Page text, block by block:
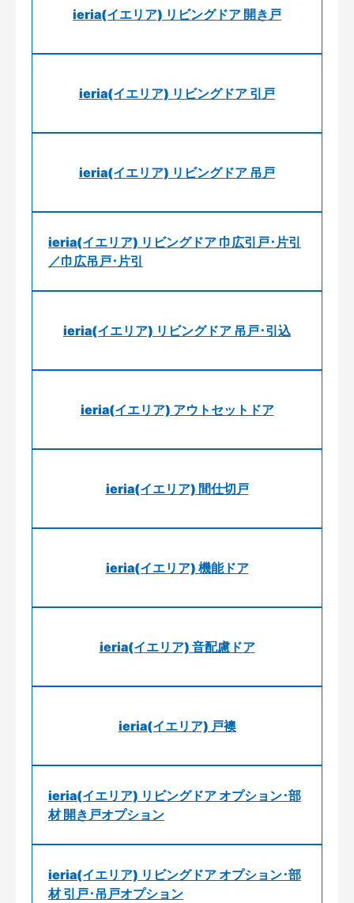
ieria(イエリア) リビングドア 開き戸
ieria(イエリア) リビングドア 引戸
ieria(イエリア) リビングドア 吊戸
ieria(イエリア) リビングドア 巾広引戸･片引
／巾広吊戸･片引
ieria(イエリア) リビングドア 吊戸･引込
ieria(イエリア) アウトセットドア
ieria(イエリア) 間仕切戸
ieria(イエリア) 機能ドア
ieria(イエリア) 音配慮ドア
ieria(イエリア) 戸襖
ieria(イエリア) リビングドア オプション･部
材 開き戸オプション
ieria(イエリア) リビングドア オプション･部
材 引戸･吊戸オプション